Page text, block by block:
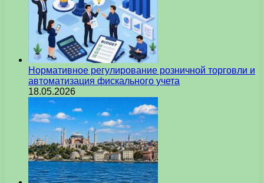
Нормативное регулирование розничной торговли и
автоматизация фискального учета
18.05.2026